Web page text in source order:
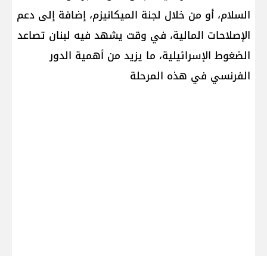
السلام، أو من خلال لجنة الميكانيزم، إضافة إلى دعم
الإصلاحات المالية، في وقت يشهد فيه لبنان تصاعد
الضغوط الإسرائيلية، ما يزيد من أهمية الدور
الفرنسي في هذه المرحلة